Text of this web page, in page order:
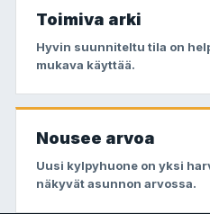
Toimiva arki
Hyvin suunniteltu tila on
mukava käyttää.
Nousee arvoa
Uusi kylpyhuone on yksi
näkyvät asunnon arvossa.